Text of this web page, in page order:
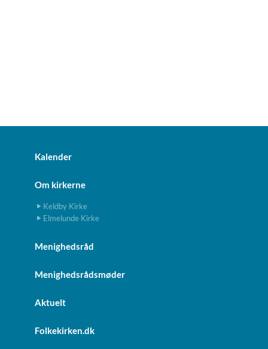
Kalender
Om kirkerne
Keldby Kirke
Elmelunde Kirke
Menighedsråd
Menighedsrådsmøder
Aktuelt
Folkekirken.dk